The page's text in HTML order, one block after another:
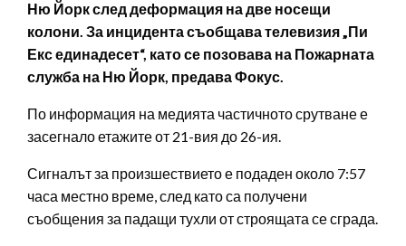
Ню Йорк след деформация на две носещи
колони. За инцидента съобщава телевизия „Пи
Екс единадесет“, като се позовава на Пожарната
служба на Ню Йорк, предава Фокус.
По информация на медията частичното срутване е
засегнало етажите от 21-вия до 26-ия.
Сигналът за произшествието е подаден около 7:57
часа местно време, след като са получени
съобщения за падащи тухли от строящата се сграда.